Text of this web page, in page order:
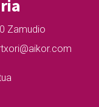
Zamudio